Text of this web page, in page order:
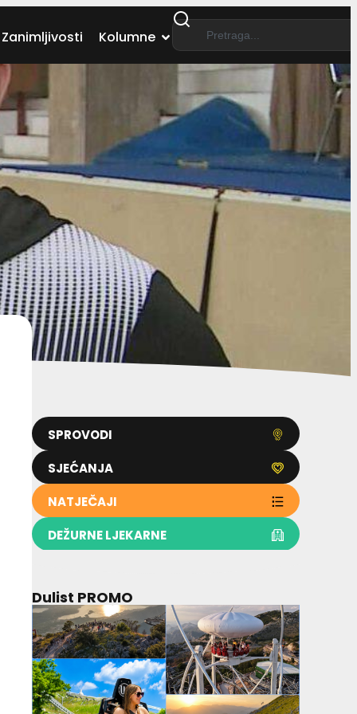
Zanimljivosti Kolumne
SPROVODI
SJEĆANJA
NATJEČAJI
DEŽURNE LJEKARNE
Dulist PROMO